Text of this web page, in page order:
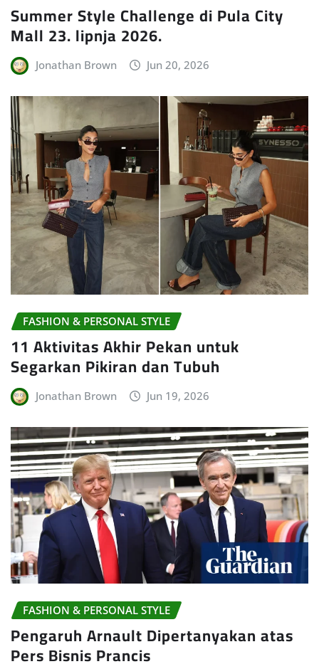
Summer Style Challenge di Pula City
Mall 23. lipnja 2026.
Jonathan Brown Jun 20, 2026
FASHION & PERSONAL STYLE
11 Aktivitas Akhir Pekan untuk
Segarkan Pikiran dan Tubuh
Jonathan Brown Jun 19, 2026
FASHION & PERSONAL STYLE
Pengaruh Arnault Dipertanyakan atas
Pers Bisnis Prancis